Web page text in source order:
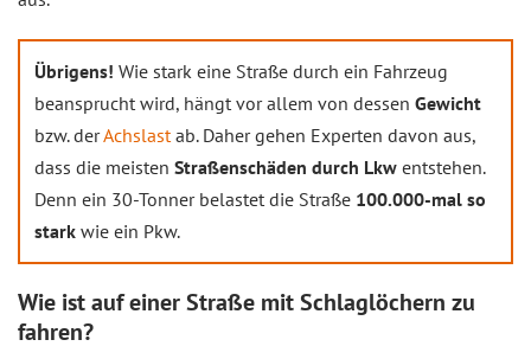
Übrigens! Wie stark eine Straße durch ein Fahrzeug
beansprucht wird, hängt vor allem von dessen Gewicht
bzw. derAchslastab. Daher gehen Experten davon aus,
dass die meisten Straßenschäden durch Lkw entstehen.
Denn ein 30-Tonner belastet die Straße 100.000-mal so
stark wie ein Pkw.
Wie ist auf einer Straße mit Schlaglöchern zu
fahren?